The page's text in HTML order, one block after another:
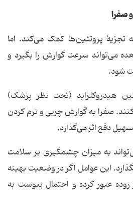
صفرا
تجزیهٔ پروتئین‌ها کمک می‌کند. اما
می‌تواند سرعت گوارش را بگیرد و
شود.
هیدروکلراید (تحت نظر پزشک)
صفرا به گوارش چربی و نرم کردن
دفع اثر می‌گذارد.
به میزان چشمگیری بر سلامت
این عوامل اگر در وضعیت بهینه
روده عبور کرده و احتمال یبوست به